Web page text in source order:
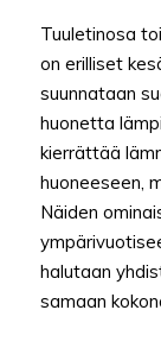
Tuuletinosa
on erilliset
suunnataan
huonetta
kierrättää
huoneeseen,
Näiden
halutaan
samaan